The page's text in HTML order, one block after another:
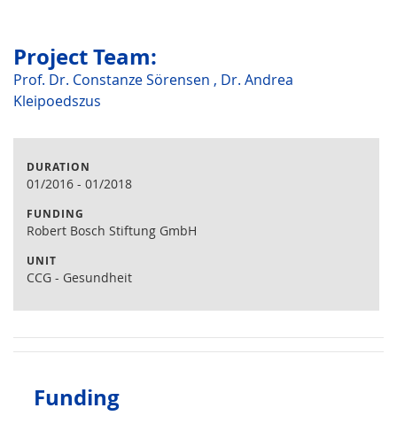
Project Team:
Prof. Dr. Constanze Sörensen , Dr. Andrea
Kleipoedszus
DURATION
01/2016 - 01/2018
FUNDING
Robert Bosch Stiftung GmbH
UNIT
CCG - Gesundheit
Funding